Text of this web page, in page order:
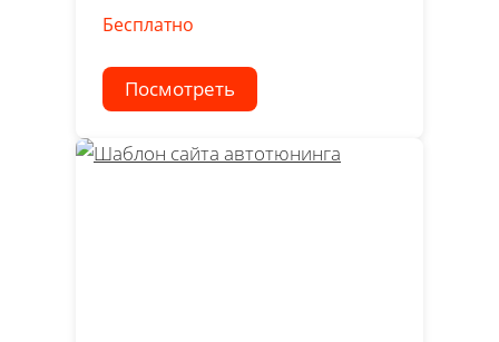
Бесплатно
Посмотреть